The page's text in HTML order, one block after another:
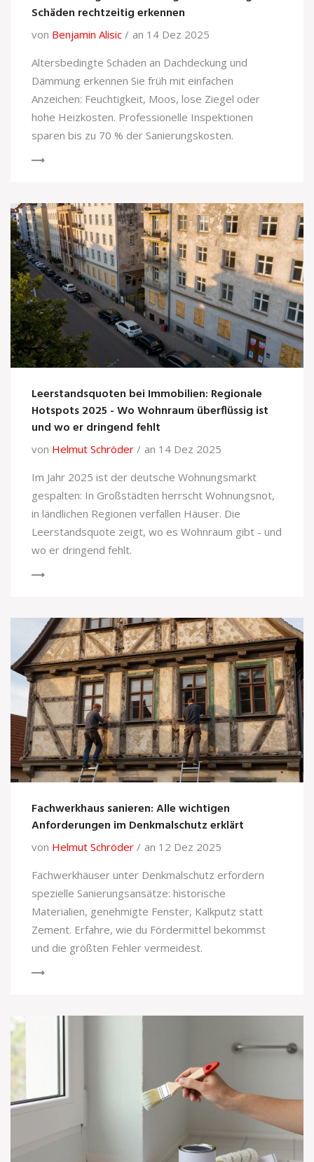
Schäden rechtzeitig erkennen
von Benjamin Alisic
an 14 Dez 2025
Altersbedingte Schäden an Dachdeckung und
Dämmung erkennen Sie früh mit einfachen
Anzeichen: Feuchtigkeit, Moos, lose Ziegel oder
hohe Heizkosten. Professionelle Inspektionen
sparen bis zu 70 % der Sanierungskosten.
Leerstandsquoten bei Immobilien: Regionale
Hotspots 2025 - Wo Wohnraum überflüssig ist
und wo er dringend fehlt
von Helmut Schröder
an 14 Dez 2025
Im Jahr 2025 ist der deutsche Wohnungsmarkt
gespalten: In Großstädten herrscht Wohnungsnot,
in ländlichen Regionen verfallen Häuser. Die
Leerstandsquote zeigt, wo es Wohnraum gibt - und
wo er dringend fehlt.
Fachwerkhaus sanieren: Alle wichtigen
Anforderungen im Denkmalschutz erklärt
von Helmut Schröder
an 12 Dez 2025
Fachwerkhäuser unter Denkmalschutz erfordern
spezielle Sanierungsansätze: historische
Materialien, genehmigte Fenster, Kalkputz statt
Zement. Erfahre, wie du Fördermittel bekommst
und die größten Fehler vermeidest.